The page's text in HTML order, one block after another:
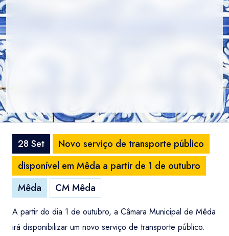
28 Set
Novo serviço de transporte público
disponível em Mêda a partir de 1 de outubro
Mêda
CM Mêda
A partir do dia 1 de outubro, a Câmara Municipal de Mêda
irá disponibilizar um novo serviço de transporte público.